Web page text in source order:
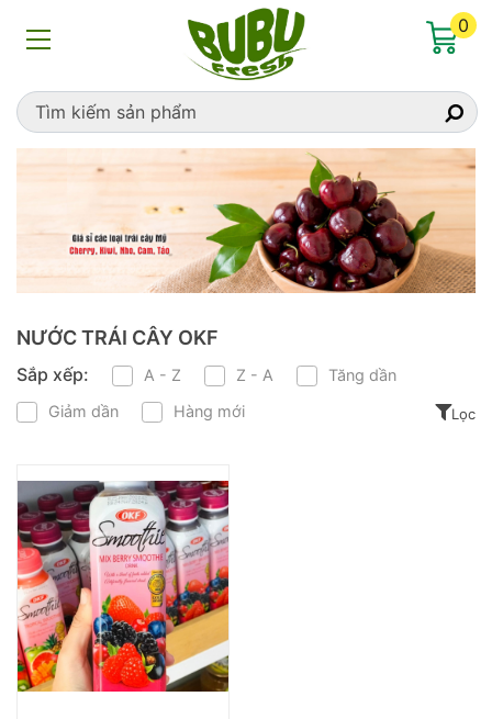
0
Home NƯỚC TRÁI CÂY OKF
NƯỚC TRÁI CÂY OKF
Sắp xếp: A - Z Z - A
Tăng dần
Giảm dần
Hàng mới Lọc